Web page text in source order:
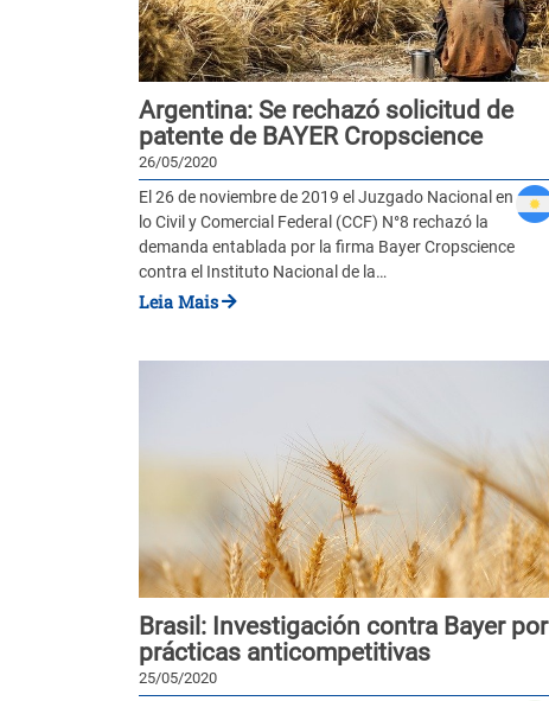
Argentina: Se rechazó solicitud de
patente de BAYER Cropscience
26/05/2020
El 26 de noviembre de 2019 el Juzgado Nacional en
lo Civil y Comercial Federal (CCF) N°8 rechazó la
demanda entablada por la firma Bayer Cropscience
contra el Instituto Nacional de la…
Leia Mais
Brasil: Investigación contra Bayer por
prácticas anticompetitivas
25/05/2020